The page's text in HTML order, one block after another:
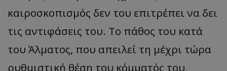
καιροσκοπισμός δεν του επιτρέπει να δει
τις αντιφάσεις του. Το πάθος του κατά
του Άλματος, που απειλεί τη μέχρι τώρα
ρυθμιστική θέση του κόμματός του,